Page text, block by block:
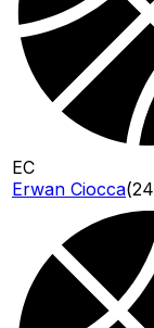
EC
Erwan Ciocca(24